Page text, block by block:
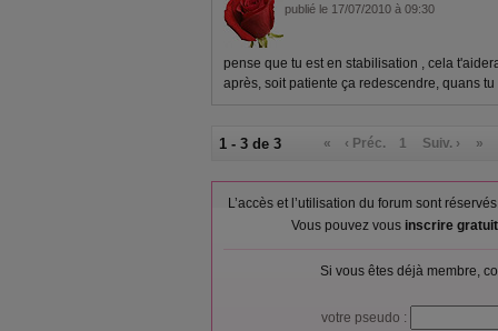
publié le 17/07/2010 à 09:30
pense que tu est en stabilisation , cela
après, soit patiente ça redescendre, quans
1 - 3 de 3 « ‹ Préc. 1 Suiv. › »
L’accès et l’utilisation du forum sont
Vous pouvez vous inscrire
Si vous êtes déjà membre,
votre pseudo :